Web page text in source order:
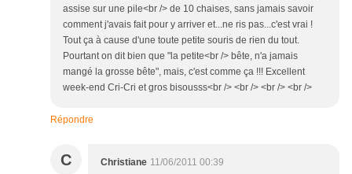
assise sur une pile<br /> de 10 chaises, sans jamais savoir
comment j'avais fait pour y arriver et...ne ris pas...c'est vrai !
Tout ça à cause d'une toute petite souris de rien du tout.
Pourtant on dit bien que "la petite<br /> bête, n'a jamais
mangé la grosse bête", mais, c'est comme ça !!! Excellent
week-end Cri-Cri et gros bisousss<br /> <br /> <br /> <br />
Répondre
C Christiane 11/06/2011 00:39